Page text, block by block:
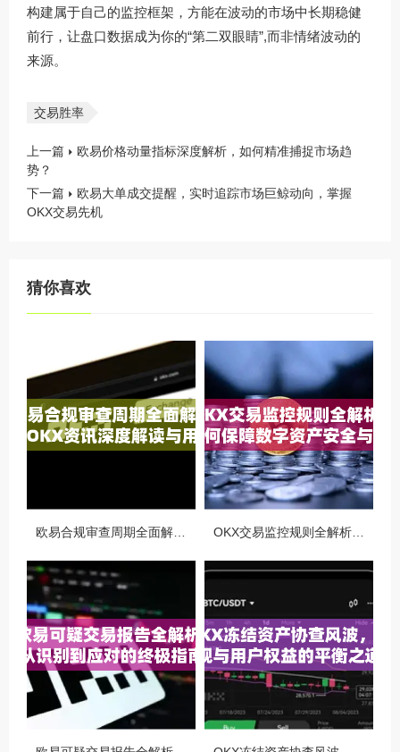
构建属于自己的监控框架，方能在波动的市场中长期稳健
前行，让盘口数据成为你的“第二双眼睛”,而非情绪波动的
来源。
交易胜率
上一篇
欧易价格动量指标深度解析，如何精准捕捉市场趋
势？
下一篇
欧易大单成交提醒，实时追踪市场巨鲸动向，掌握
OKX交易先机
猜你喜欢